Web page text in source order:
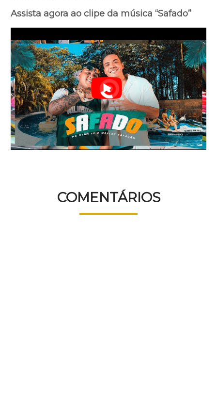
Assista agora ao clipe da música “Safado”
COMENTÁRIOS